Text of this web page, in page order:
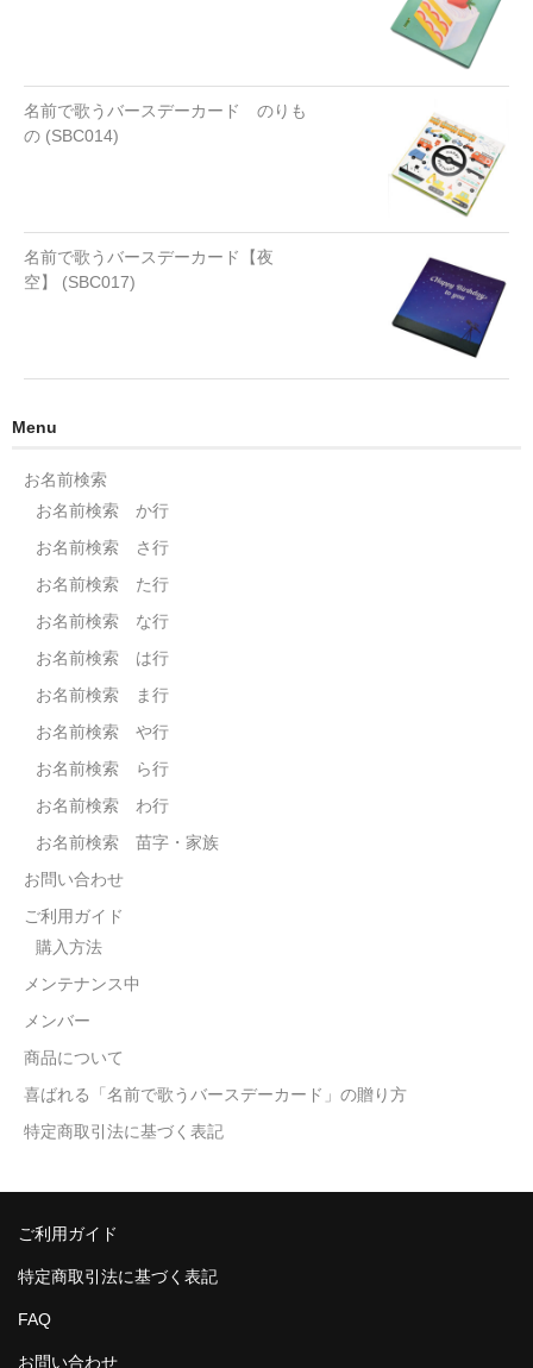
名前で歌うバースデーカード のりも
の (SBC014)
名前で歌うバースデーカード【夜
空】 (SBC017)
Menu
お名前検索
お名前検索 か行
お名前検索 さ行
お名前検索 た行
お名前検索 な行
お名前検索 は行
お名前検索 ま行
お名前検索 や行
お名前検索 ら行
お名前検索 わ行
お名前検索 苗字・家族
お問い合わせ
ご利用ガイド
購入方法
メンテナンス中
メンバー
商品について
喜ばれる「名前で歌うバースデーカード」の贈り方
特定商取引法に基づく表記
ご利用ガイド
特定商取引法に基づく表記
FAQ
お問い合わせ